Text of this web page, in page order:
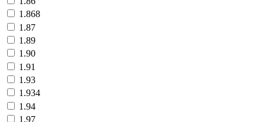
1.868
1.87
1.89
1.90
1.91
1.93
1.934
1.94
1.97